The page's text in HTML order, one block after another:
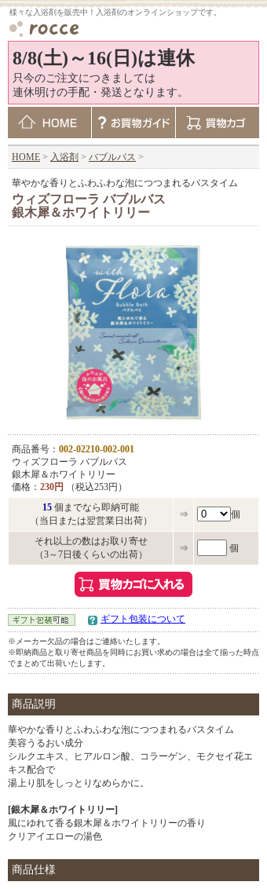
様々な入浴剤を販売中！入浴剤のオンラインショップです。
8/8(土)～16(日)は連休
只今のご注文につきましては
連休明けの手配・発送となります。
HOME > 入浴剤 > バブルバス >
華やかな香りとふわふわな泡につつまれるバスタイム
ウィズフローラ バブルバス
銀木犀＆ホワイトリリー
商品番号： 002-02210-002-001
ウィズフローラ バブルバス
銀木犀＆ホワイトリリー
価格： 230円
（税込253円）
15 個までなら即納可能
（当日または翌営業日出荷）
⇒ 個
それ以上の数はお取り寄せ
（3～7日後くらいの出荷）
⇒ 個
ギフト包装について
※メーカー欠品の場合はご連絡いたします。
※即納商品と取り寄せ商品を同時にお買い求めの場合は全て揃った時点
でまとめて出荷いたします。
商品説明
華やかな香りとふわふわな泡につつまれるバスタイム
美容うるおい成分
シルクエキス、ヒアルロン酸、コラーゲン、モクセイ花エ
キス配合で
湯上り肌をしっとりなめらかに。
[銀木犀＆ホワイトリリー]
風にゆれて香る銀木犀＆ホワイトリリーの香り
クリアイエローの湯色
商品仕様